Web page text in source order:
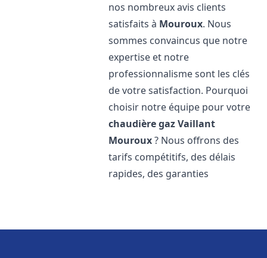
nos nombreux avis clients
satisfaits à Mouroux. Nous
sommes convaincus que notre
expertise et notre
professionnalisme sont les clés
de votre satisfaction. Pourquoi
choisir notre équipe pour votre
chaudière gaz Vaillant
Mouroux? Nous offrons des
tarifs compétitifs, des délais
rapides, des garanties